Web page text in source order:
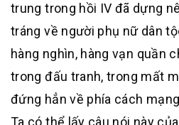
trung trong hồi IV đã dựng
tráng về người phụ nữ dân
hàng nghìn, hàng vạn quần
trong đấu tranh, trong mất
đứng hẳn về phía cách
Ta có thể lấy câu nói này